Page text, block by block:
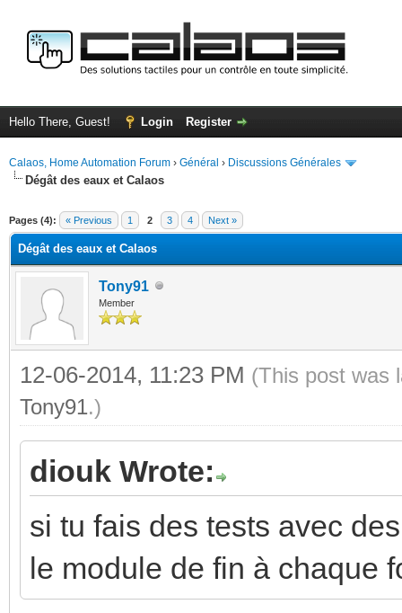
Hello There, Guest! Login Register
Calaos, Home Automation Forum › Général › Discussions Générales
Dégât des eaux et Calaos
Pages (4): « Previous 1 2 3 4 Next »
Dégât des eaux et Calaos
Tony91
Member
12-06-2014, 11:23 PM (This post was
Tony91.)
diouk Wrote:
si tu fais des tests avec
le module de fin à chaque